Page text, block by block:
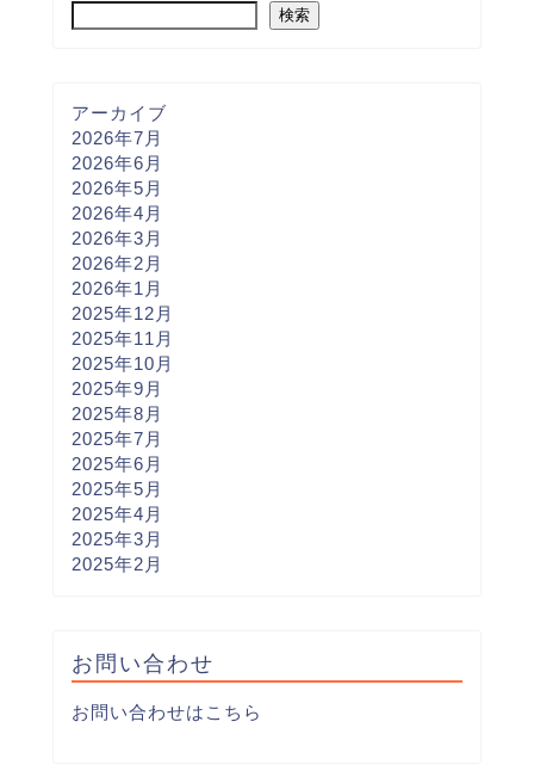
検索
アーカイブ
2026年7月
2026年6月
2026年5月
2026年4月
2026年3月
2026年2月
2026年1月
2025年12月
2025年11月
2025年10月
2025年9月
2025年8月
2025年7月
2025年6月
2025年5月
2025年4月
2025年3月
2025年2月
お問い合わせ
お問い合わせはこちら